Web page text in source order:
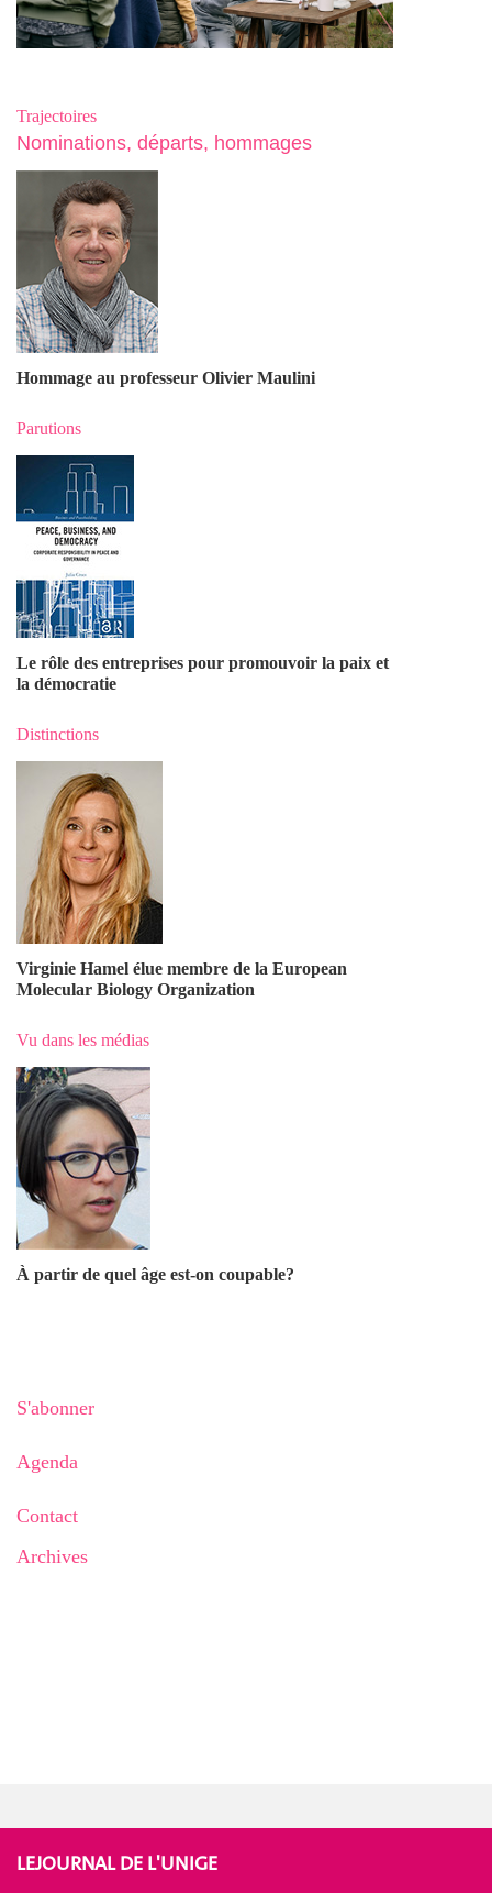
Trajectoires
Nominations, départs, hommages
Hommage au professeur Olivier Maulini
Parutions
Le rôle des entreprises pour promouvoir la paix et
la démocratie
Distinctions
Virginie Hamel élue membre de la European
Molecular Biology Organization
Vu dans les médias
À partir de quel âge est-on coupable?
S'abonner
Agenda
Contact
Archives
LEJOURNAL DE L'UNIGE